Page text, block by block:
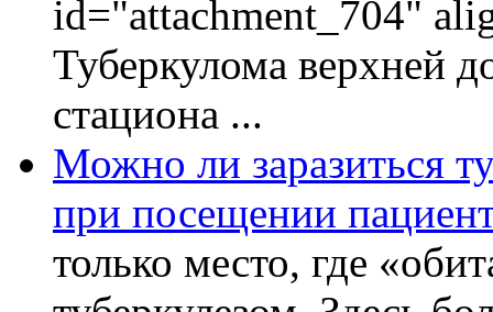
id="attachment_704"
Туберкулома верхней
стациона ...
Можно ли заразиться
при посещении
только место, где